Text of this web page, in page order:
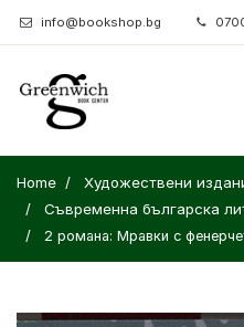
info@bookshop.bg
Home
Художествени
Съвременна българска
2 романа: Мравки с